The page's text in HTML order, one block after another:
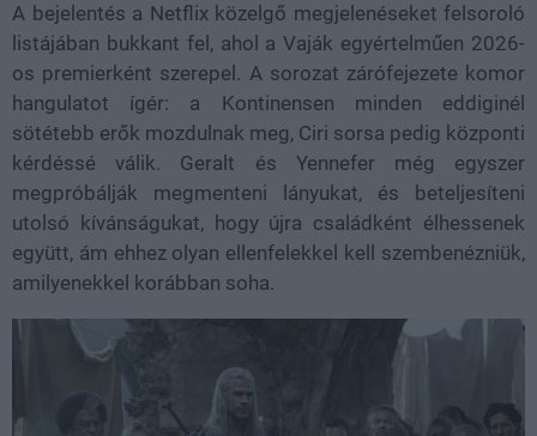
A bejelentés a Netflix közelgő megjelenéseket felsoroló
listájában bukkant fel, ahol a Vaják egyértelműen 2026-
os premierként szerepel. A sorozat zárófejezete komor
hangulatot ígér: a Kontinensen minden eddiginél
sötétebb erők mozdulnak meg, Ciri sorsa pedig központi
kérdéssé válik. Geralt és Yennefer még egyszer
megpróbálják megmenteni lányukat, és beteljesíteni
utolsó kívánságukat, hogy újra családként élhessenek
együtt, ám ehhez olyan ellenfelekkel kell szembenézniük,
amilyenekkel korábban soha.